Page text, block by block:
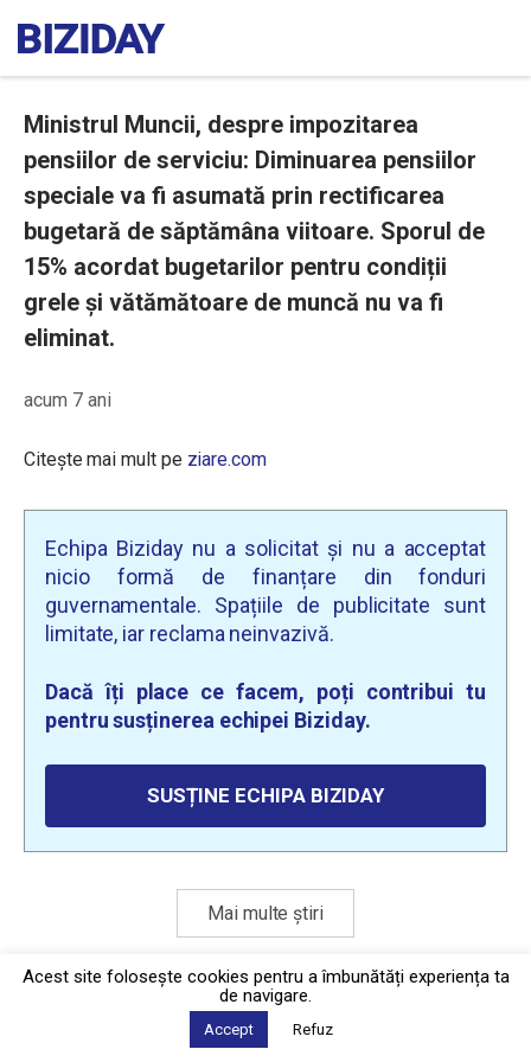
Ministrul Muncii, despre impozitarea
pensiilor de serviciu: Diminuarea pensiilor
speciale va fi asumată prin rectificarea
bugetară de săptămâna viitoare. Sporul de
15% acordat bugetarilor pentru condiții
grele și vătămătoare de muncă nu va fi
eliminat.
acum 7 ani
Citește mai mult pe ziare.com
Echipa Biziday nu a solicitat și nu a acceptat
nicio formă de finanțare din fonduri
guvernamentale. Spațiile de publicitate sunt
limitate, iar reclama neinvazivă.
Dacă îți place ce facem, poți contribui tu
pentru susținerea echipei Biziday.
SUSȚINE ECHIPA BIZIDAY
Mai multe știri
Politica de confidențialitate
2026 © Biziday
Acest site foloseşte cookies pentru a îmbunătăți experiența ta
de navigare.
Accept Refuz